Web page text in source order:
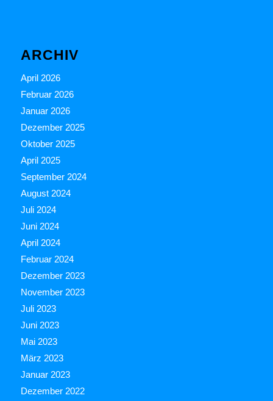
ARCHIV
April 2026
Februar 2026
Januar 2026
Dezember 2025
Oktober 2025
April 2025
September 2024
August 2024
Juli 2024
Juni 2024
April 2024
Februar 2024
Dezember 2023
November 2023
Juli 2023
Juni 2023
Mai 2023
März 2023
Januar 2023
Dezember 2022